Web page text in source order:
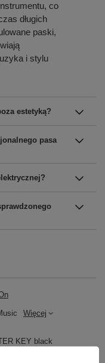
co
długich
paski,
i stylu
estetyką?
pasa
Więcej
KEY black